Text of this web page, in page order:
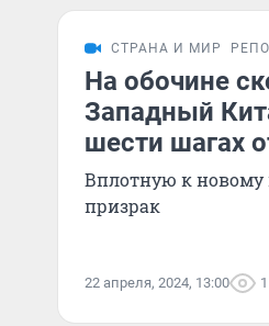
СТРАНА И МИР
На обочине
Западный
шести шагах
Вплотную к новому
призрак
22 апреля, 2024, 13:00